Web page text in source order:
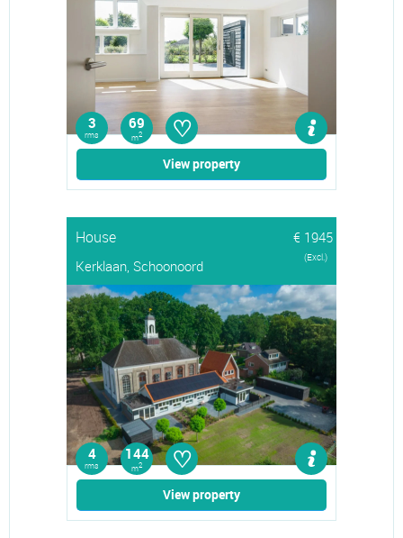
3
rms
69
m2 ♡
View property
House
€ 1945
Kerklaan, Schoonoord
(Excl.)
4
rms
144
m2 ♡
View property